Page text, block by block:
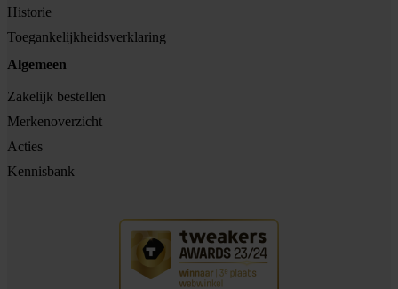
Historie
Toegankelijkheidsverklaring
Algemeen
Zakelijk bestellen
Merkenoverzicht
Acties
Kennisbank